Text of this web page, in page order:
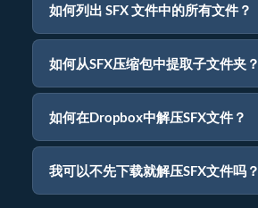
如何列出 SFX 文件中的所有文件？
如何从SFX压缩包中提取子文件夹？
如何在Dropbox中解压SFX文件？
我可以不先下载就解压SFX文件吗？